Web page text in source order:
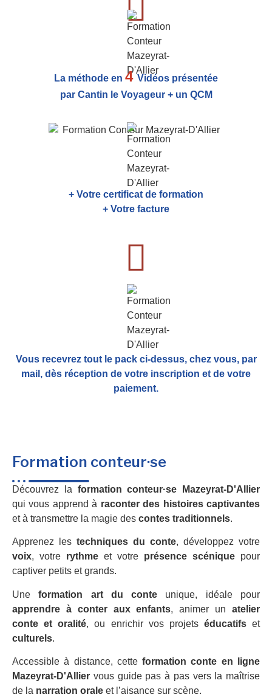
La méthode en 4Vidéos présentée
par Cantin le Voyageur + un QCM
+ Votre certificat de formation
+ Votre facture
Vous recevrez tout le pack ci-dessus, chez vous, par
mail, dès réception de votre inscription et de votre
paiement.
Formation conteur·se
Découvrez la formation conteur·se Mazeyrat-D'Allier
qui vous apprend à raconter des histoires captivantes
et à transmettre la magie des contes traditionnels.
Apprenez les techniques du conte, développez votre
voix, votre rythme et votre présence scénique pour
captiver petits et grands.
Uneformation art du conte unique, idéale pour
apprendre à conter aux enfants, animer unatelier
conte et oralité, ou enrichir vos projets éducatifset
culturels.
Accessible à distance, cetteformation conte en ligne
Mazeyrat-D'Allier vous guide pas à pas vers la maîtrise
de la narration orale et l’aisance sur scène.